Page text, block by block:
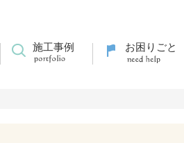
施工事例 お困りごと